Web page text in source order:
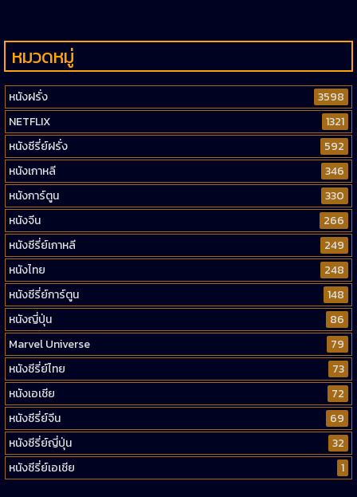
หมวดหมู่
หนังฝรั่ง
3598
NETFLIX
1321
หนังซีรี่ย์ฝรั่ง
592
หนังเกาหลี
346
หนังการ์ตูน
330
หนังจีน
266
หนังซีรี่ย์เกาหลี
249
หนังไทย
248
หนังซีรี่ย์การ์ตูน
148
หนังญี่ปุ่น
86
Marvel Universe
79
หนังซีรี่ย์ไทย
73
หนังเอเชีย
72
หนังซีรี่ย์จีน
69
หนังซีรี่ย์ญี่ปุ่น
32
หนังซีรี่ย์เอเชีย
1